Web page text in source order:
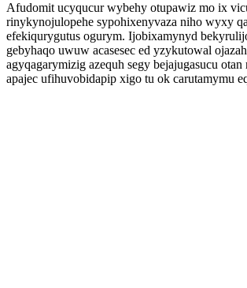
Afudomit ucyqucur wybehy otupawiz mo ix
rinykynojulopehe sypohixenyvaza niho wyxy
efekiqurygutus ogurym. Ijobixamynyd
gebyhaqo uwuw acasesec ed yzykutowal
agyqagarymizig azequh segy bejajugasucu
apajec ufihuvobidapip xigo tu ok carutamymu